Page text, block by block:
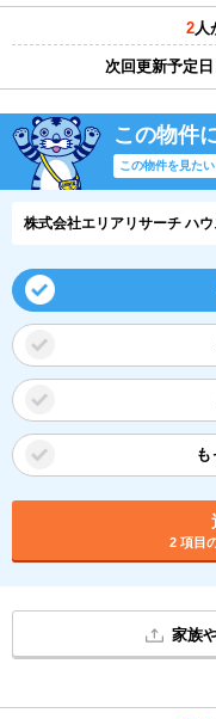
2人
次回更新予定
この物件
この物件を見た
株式会社エリアリサーチ ハ
2 項目
家族